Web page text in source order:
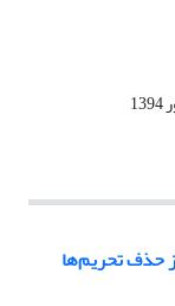
حذف تحریم‌ها